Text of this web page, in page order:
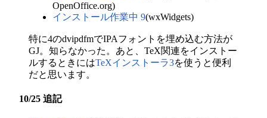
OpenOffice.org)
インストール作業中 9(wxWidgets)
特に4のdvipdfmでIPAフォントを埋め込む方法が
GJ。知らなかった。あと、TeX関連をインストー
ルするときにはTeXインストーラ3を使うと便利
だと思います。
10/25 追記